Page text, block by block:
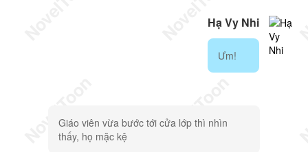
Hạ Vy Nhi
Ưm!
Giáo viên vừa bước tới cửa lớp thì nhìn
thấy, họ mặc kệ